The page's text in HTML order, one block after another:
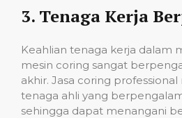
3. Tenaga Kerja
Keahlian tenaga kerja dalam
mesin coring sangat
akhir. Jasa coring
tenaga ahli yang
sehingga dapat menangani